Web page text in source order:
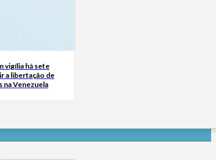
vigília há sete
a libertação de
Venezuela